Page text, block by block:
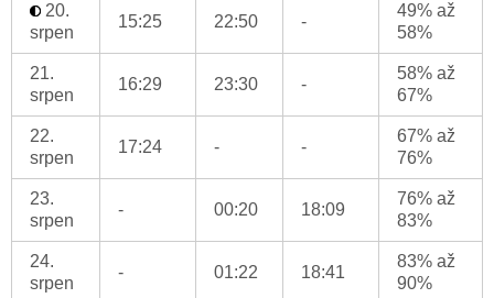
20.
srpen
15:25 22:50 -
49% až
58%
21.
srpen
16:29 23:30 -
58% až
67%
22.
srpen
17:24 - -
67% až
76%
23.
srpen
- 00:20 18:09
76% až
83%
24.
srpen
- 01:22 18:41
83% až
90%